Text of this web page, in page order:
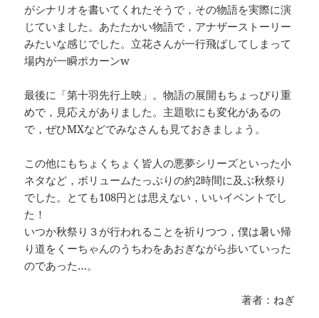
がシナリオを書いてくれたそうで，その物語を実際に演
じていました。あたたかい物語で，アナザーストーリー
みたいな感じでした。立花さんが一行飛ばしてしまって
場内が一瞬ポカーンw
最後に「第十羽先行上映」。物語の展開もちょっぴり重
めで，見応えがありました。主題歌にも変化があるの
で，ぜひMXなどでみなさんも見ておきましょう。
この他にもちょくちょく皆人の悪夢シリーズといった小
ネタなど，ボリュームたっぷりの約2時間に及ぶ秋祭り
でした。とても108円とは思えない，いいイベントでし
た！
いつか秋祭り３が行われることを祈りつつ，僕は暑い帰
り道をくーちゃんのうちわをあおぎながら歩いていった
のであった…。
著者：ねぎ